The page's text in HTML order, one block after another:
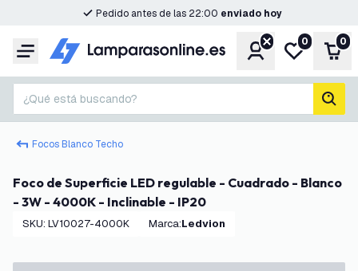
Pedido antes de las 22:00 enviado hoy
Menú CuentaMi lista de
0 0
¿Qué está buscando?
Focos Blanco Techo
Foco de Superficie LED regulable - Cuadrado - Blanco
- 3W - 4000K - Inclinable - IP20
SKU: LV10027-4000K Marca: Ledvion